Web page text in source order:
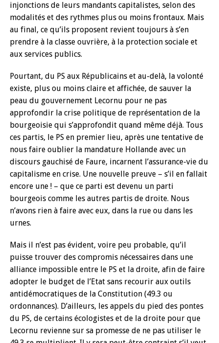
injonctions de leurs mandants capitalistes, selon des
modalités et des rythmes plus ou moins frontaux. Mais
au final, ce qu’ils proposent revient toujours à s’en
prendre à la classe ouvrière, à la protection sociale et
aux services publics.
Pourtant, du PS aux Républicains et au-delà, la volonté
existe, plus ou moins claire et affichée, de sauver la
peau du gouvernement Lecornu pour ne pas
approfondir la crise politique de représentation de la
bourgeoisie qui s’approfondit quand même déjà. Tous
ces partis, le PS en premier lieu, après une tentative de
nous faire oublier la mandature Hollande avec un
discours gauchisé de Faure, incarnent l’assurance-vie du
capitalisme en crise. Une nouvelle preuve – s’il en fallait
encore une ! – que ce parti est devenu un parti
bourgeois comme les autres partis de droite. Nous
n’avons rien à faire avec eux, dans la rue ou dans les
urnes.
Mais il n’est pas évident, voire peu probable, qu’il
puisse trouver des compromis nécessaires dans une
alliance impossible entre le PS et la droite, afin de faire
adopter le budget de l’Etat sans recourir aux outils
antidémocratiques de la Constitution (49.3 ou
ordonnances). D’ailleurs, les appels du pied des pontes
du PS, de certains écologistes et de la droite pour que
Lecornu revienne sur sa promesse de ne pas utiliser le